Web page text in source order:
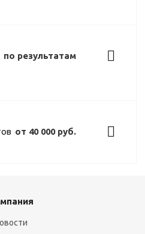
по результатам
от 40 000 руб.